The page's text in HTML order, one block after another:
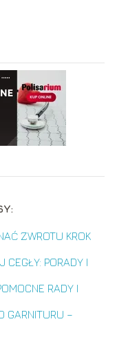
ZWROTU KROK
CEGŁY: PORADY I
RADY I
GARNITURU –